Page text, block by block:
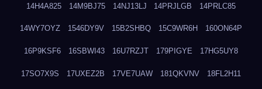
14H4A825 14M9BJ75 14NJ13LJ 14PRJLGB 14PRLC85
14WY7OYZ 1546DY9V 15B2SHBQ 15C9WR6H 160ON64P
16P9KSF6 16SBWI43 16U7RZJT 179PIGYE 17HG5UY8
17SO7X9S 17UXEZ2B 17VE7UAW 181QKVNV 18FL2H11